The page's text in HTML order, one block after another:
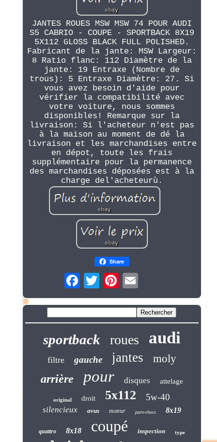
JANTES ROUES MSW MSW 74 POUR AUDI
S5 CABRIO - COUPE - SPORTBACK 8X19
5X112 GLOSS BLACK FULL POLISHED.
Fabricant de la jante: MSW Largeur:
8 Ratio flanc: 112 Diamètre de la
jante: 19 Entraxe (Nombre de
trous): 5 Entraxe Diamètre: 27. Si
vous avez besoin d'aide pour
vérifier la compatibilité avec
votre voiture, nous sommes
disponibles! Remarque sur la
livraison: Si l'acheteur n'est pas
à la maison au moment de dé la
livraison et les marchandises entre
en dépot, toute les frais
supplémentaire pour la permanence
des marchandises déposées est à la
charge del'acheteurù.
Share
sportback roues audi
filtre gauche jantes moly
arrière pour disques attelage
original droit 5x112 5w-40
silencieux avus moteur pare-chocs 8x19
quattro 8x18 coupé inspection type